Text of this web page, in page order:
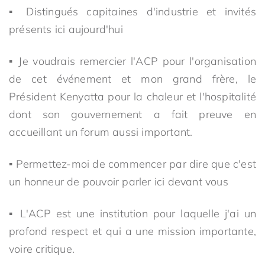
▪ Distingués capitaines d'industrie et invités
présents ici aujourd'hui
▪ Je voudrais remercier l'ACP pour l'organisation
de cet événement et mon grand frère, le
Président Kenyatta pour la chaleur et l'hospitalité
dont son gouvernement a fait preuve en
accueillant un forum aussi important.
▪ Permettez-moi de commencer par dire que c'est
un honneur de pouvoir parler ici devant vous
▪ L'ACP est une institution pour laquelle j'ai un
profond respect et qui a une mission importante,
voire critique.